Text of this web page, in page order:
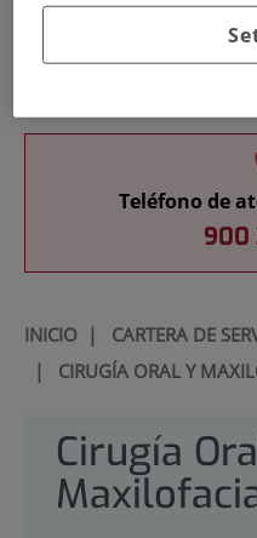
Docencia
Teléfono de
900
INICIO| CARTERA DE
| CIRUGÍA ORAL Y
Cirugía